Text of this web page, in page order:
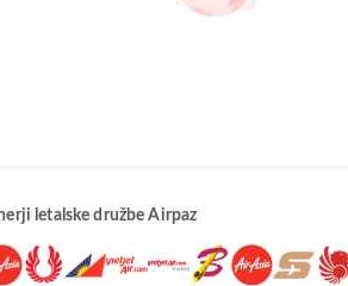
letalske družbe Airpaz